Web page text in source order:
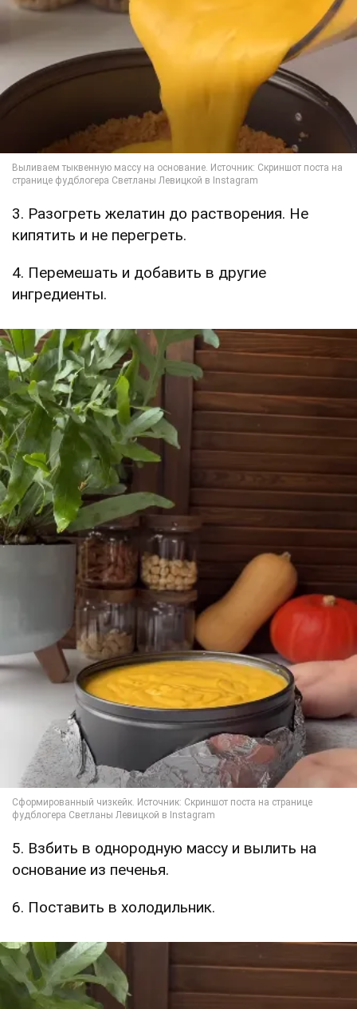
3. Разогреть желатин до растворения. Не
кипятить и не перегреть.
4. Перемешать и добавить в другие
ингредиенты.
5. Взбить в однородную массу и вылить на
основание из печенья.
6. Поставить в холодильник.